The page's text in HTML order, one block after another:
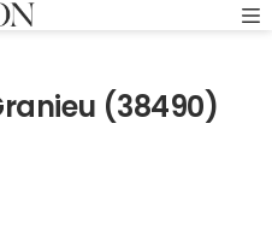
(38490)